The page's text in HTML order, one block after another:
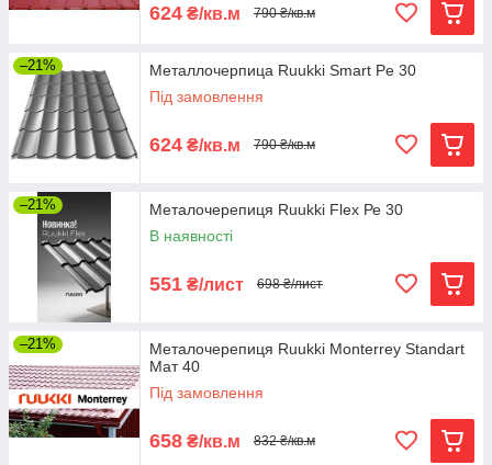
624 ₴/кв.м 790 ₴/кв.м
–21%
Металлочерпица Ruukki Smart Рe 30
Під замовлення
624 ₴/кв.м 790 ₴/кв.м
–21%
Металочерепиця Ruukki Flex Ре 30
В наявності
551 ₴/лист 698 ₴/лист
–21%
Металочерепиця Ruukki Monterrey Standart
Мат 40
Під замовлення
658 ₴/кв.м 832 ₴/кв.м